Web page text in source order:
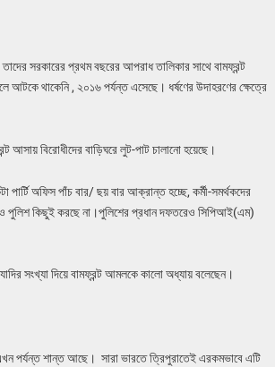
সরকারের প্রথম বছরের আপরাধ তালিকার সাথে বামফ্রন্ট
থাকেনি , ২০১৬ পর্যন্ত এসেছে। ধর্ষণের উদাহরণের ক্ষেত্রে
আসায় বিরোধীদের বাড়িঘরে লুট-পাট চালানো হয়েছে।
অফিস পাঁচ বার/ ছয় বার আক্রান্ত হচ্ছে, কর্মী-সমর্থকদের
পুলিশ কিছুই করছে না।পুলিশের প্রধান দফতরেও সিপিআই(এম)
সংখ্যা দিয়ে বামফ্রন্ট আমলকে কালো অধ্যায় বলেছেন।
পর্যন্ত শান্ত আছে। সারা ভারতে ত্রিপুরাতেই এরকমভাবে এটি